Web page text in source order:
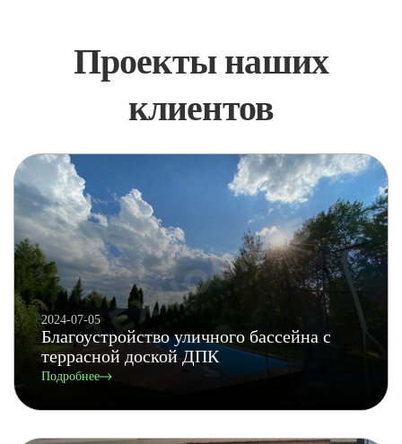
Проекты наших
клиентов
2024-07-05
Благоустройство уличного бассейна с
террасной доской ДПК
Подробнее